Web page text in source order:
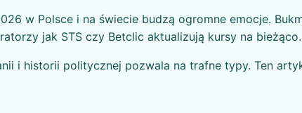
w Polsce i na świecie budzą ogromne emocje.
jak STS czy Betclic aktualizują kursy na bieżąco.
i historii politycznej pozwala na trafne typy. Ten